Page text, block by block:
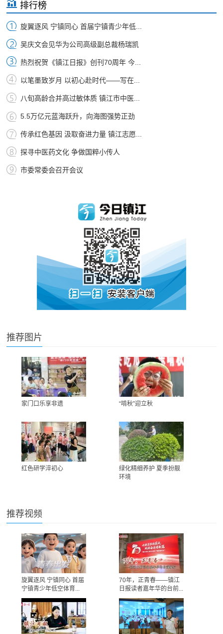
排行榜
旋翼逐风 宁镇同心 首届宁镇青少年低...
吴庆文会见华为公司高级副总裁杨瑞凯
热烈祝贺《镇江日报》创刊70周年 今...
以笔墨致岁月 以初心赴时代——写在...
八旬高龄合并高过敏体质 镇江市中医...
5.5万亿元蓝海跃升，向海图强势正劲
传承红色基因 汲取奋进力量 镇江志愿...
探寻中医药文化 争做国粹小传人
市委常委会召开会议
推荐图片
家门口乐享非遗 “啃秋”迎立秋
红色研学淬初心
绿化精细养护 夏季扮靓
环境
推荐视频
旋翼逐风 宁镇同心 首届
宁镇青少年低空体育...
70年，正青春——镇江
日报读者嘉年华的台前...